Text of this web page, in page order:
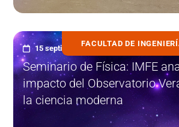
FACULTAD DE
15 septiembre, 2025
Seminario de Física: IMFE
impacto del Observatorio
la ciencia moderna